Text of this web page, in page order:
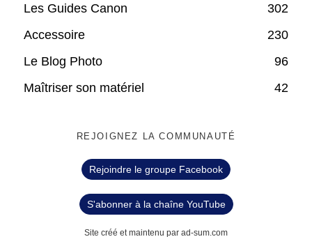
Les Guides Canon
302
Accessoire
230
Le Blog Photo
96
Maîtriser son matériel
42
REJOIGNEZ LA COMMUNAUTÉ
Rejoindre le groupe Facebook
S'abonner à la chaîne YouTube
Site créé et maintenu par ad-sum.com